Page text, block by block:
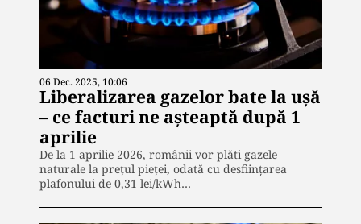
06 Dec. 2025, 10:06
Liberalizarea gazelor bate la ușă
– ce facturi ne așteaptă după 1
aprilie
De la 1 aprilie 2026, românii vor plăti gazele
naturale la prețul pieței, odată cu desființarea
plafonului de 0,31 lei/kWh…